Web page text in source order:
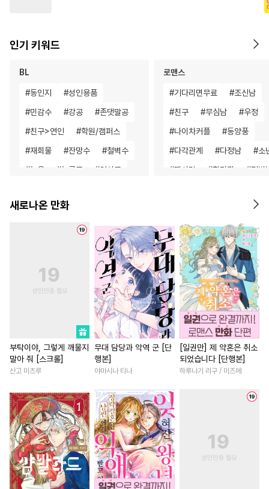
인기 키워드
BL
#동인지 #성인용품
#민감수 #강공 #존댓말공
#친구>연인 #학원/캠퍼스
#재회물 #잔망수 #철벽수
#능욕 #능글공 #연상공
#도망수 #임신수
배틀연애
웹툰단행본
리맨물
후방주의
페티쉬
능력수 #
동양풍
#소심수 #굴림수 #고수위
#사랑꾼공 #부부
#츤데레수 #미인공
#달달물 #다정수 #혐관
#피폐물 #오메가버스
#섹스파트너 #욕망수
#조폭공 #인싸공 #직진공
로맨스
#기다리면무료 #조신남
#친구 #무심남 #우정
#나이차커플 #동양풍
#다각관계 #다정남 #소
#짝사랑 #할리퀸 #평범
#판타지/SF #집착남
#
동거 #재벌남 #능력녀
#
친구>연인 #개그/코믹
#오피스물 #사제관계
#
영혼바뀜 #환생물
#연상연하 #연예계
#
죽음/살인 #친구>연인
연하남 #배틀연애
#
#일상
#첫사랑
#
# 평범녀
#섹스파트너 # 애증관계
#재회물
새로나온 만화
부탁이야, 그렇게 깨물지
말아 줘 [스크롤]
산고 미츠루
무대 담당과 악역 군 [단
행본]
야마시나 티나
[일권만] 제 약혼은 취소
되었습니다 [단행본]
하루나기 리구 / 미즈메